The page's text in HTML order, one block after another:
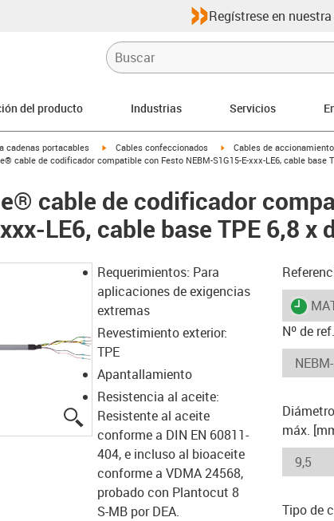
Regístrese en
del producto Industrias Servicios
right
cadenas portacables igus-icon-arrow-right
Cables confeccionados igus-icon-arrow-right
Cables de
right
cable de codificador compatible con Festo NEBM-S1G15-E-xxx-LE6, cable base
cable de codificador
LE6, cable base TPE 6,8 x
igus-icon-lupe
Requerimientos: Para
aplicaciones de exigencias
extremas
Revestimiento exterior:
TPE
Apantallamiento
Resistencia al aceite:
Resistente al aceite
conforme a DIN EN 60811-
404, e incluso al bioaceite
conforme a VDMA 24568,
probado con Plantocut 8
S-MB por DEA.
Nº de
máx.
Tipo de